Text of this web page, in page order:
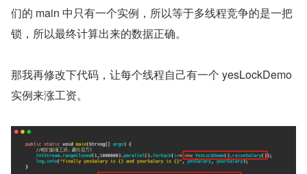
们的 main 中只有一个实例，所以等于多线程竞争的是一把
锁，所以最终计算出来的数据正确。
那我再修改下代码，让每个线程自己有一个 yesLockDemo
实例来涨工资。